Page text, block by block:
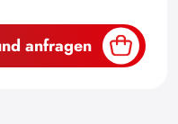
anfragen